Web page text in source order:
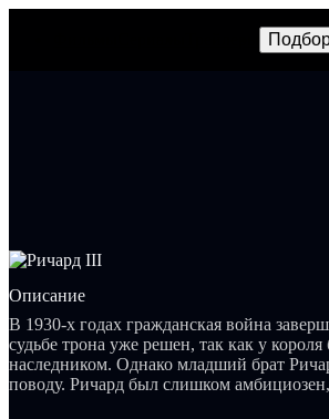
Описание
В 1930-х годах гражданская война
судьбе трона уже решен, так как у
наследником. Однако младший брат
поводу. Ричард был слишком